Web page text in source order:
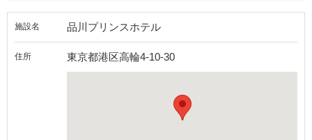
施設名 品川プリンスホテル
住所 東京都港区高輪4-10-30